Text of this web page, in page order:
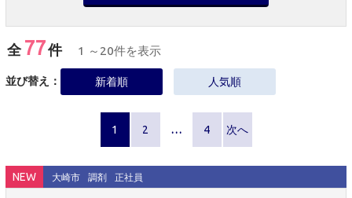
全 77件 1 ～20件を表示
並び替え： 新着順 人気順
1 2 … 4 次へ
NEW 大崎市 調剤 正社員